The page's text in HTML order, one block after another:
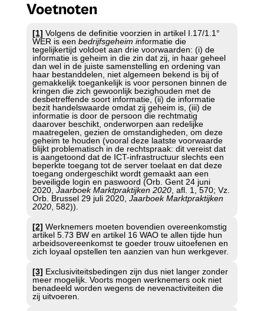
Voetnoten
[1] Volgens de definitie voorzien in artikel I.17/1.1°
WER is een bedrijfsgeheim informatie die
tegelijkertijd voldoet aan drie voorwaarden: (i) de
informatie is geheim in die zin dat zij, in haar geheel
dan wel in de juiste samenstelling en ordening van
haar bestanddelen, niet algemeen bekend is bij of
gemakkelijk toegankelijk is voor personen binnen de
kringen die zich gewoonlijk bezighouden met de
desbetreffende soort informatie, (ii) de informatie
bezit handelswaarde omdat zij geheim is, (iii) de
informatie is door de persoon die rechtmatig
daarover beschikt, onderworpen aan redelijke
maatregelen, gezien de omstandigheden, om deze
geheim te houden (vooral deze laatste voorwaarde
blijkt problematisch in de rechtspraak: dit vereist dat
is aangetoond dat de ICT-infrastructuur slechts een
beperkte toegang tot de server toelaat en dat deze
toegang ondergeschikt wordt gemaakt aan een
beveiligde login en paswoord (Orb. Gent 24 juni
2020, Jaarboek Marktpraktijken 2020, afl. 1, 570; Vz.
Orb. Brussel 29 juli 2020, Jaarboek Marktpraktijken
2020, 582)).
[2] Werknemers moeten bovendien overeenkomstig
artikel 5.73 BW en artikel 16 WAO te allen tijde hun
arbeidsovereenkomst te goeder trouw uitoefenen en
zich loyaal opstellen ten aanzien van hun werkgever.
[3] Exclusiviteitsbedingen zijn dus niet langer zonder
meer mogelijk. Voorts mogen werknemers ook niet
benadeeld worden wegens de nevenactiviteiten die
zij uitvoeren.